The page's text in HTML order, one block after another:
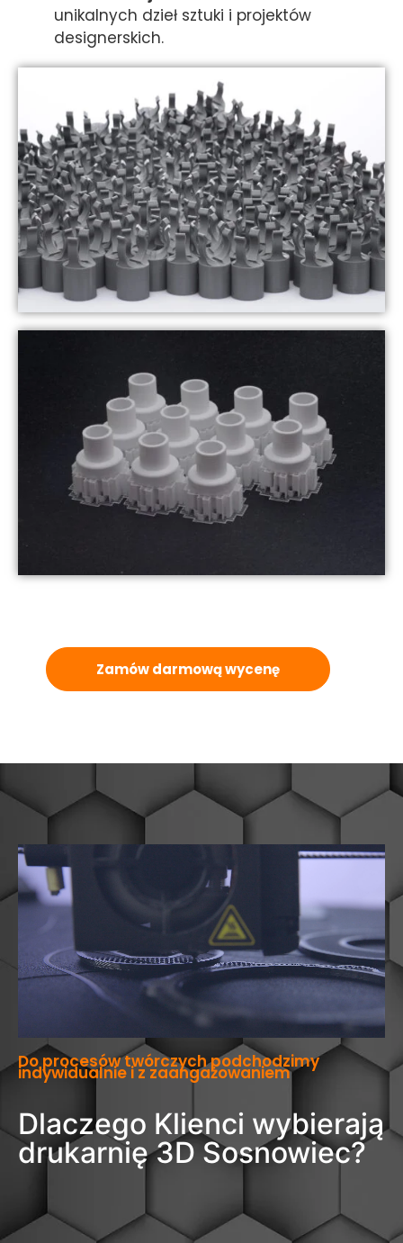
unikalnych dzieł sztuki i projektów
designerskich.
Zamów darmową wycenę
Do procesów twórczych podchodzimy
indywidualnie i z zaangażowaniem
Dlaczego Klienci wybierają
drukarnię 3D Sosnowiec?